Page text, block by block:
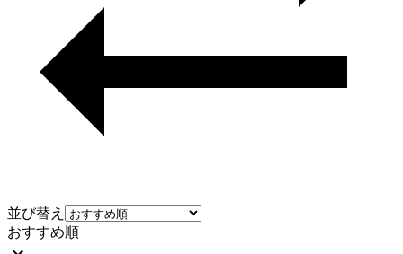
並び替え
おすすめ順